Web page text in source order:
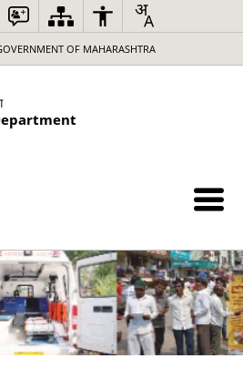
OF MAHARASHTRA